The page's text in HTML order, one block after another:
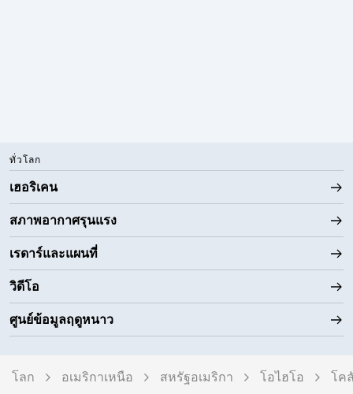
ทั่วโลก
เฮอริเคน
สภาพอากาศรุนแรง
เรดาร์และแผนที่
วิดีโอ
ศูนย์ข้อมูลฤดูหนาว
โลก อเมริกาเหนือ สหรัฐอเมริกา โอไฮโอ โค